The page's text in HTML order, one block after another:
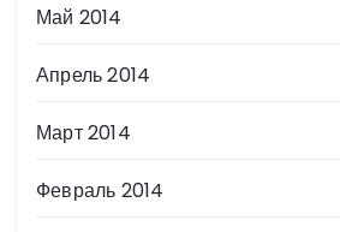
Май 2014
Апрель 2014
Март 2014
Февраль 2014